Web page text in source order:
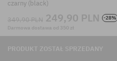
czarny (black)
349,90 PLN 249,90 PLN
-28%
Darmowa dostawa od 350 zł
PRODUKT ZOSTAŁ SPRZEDANY